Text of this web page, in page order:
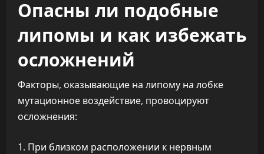
Опасны ли подобные
липомы и как избежать
осложнений
Факторы, оказывающие на липому на лобке
мутационное воздействие, провоцируют
осложнения:
При близком расположении к нервным